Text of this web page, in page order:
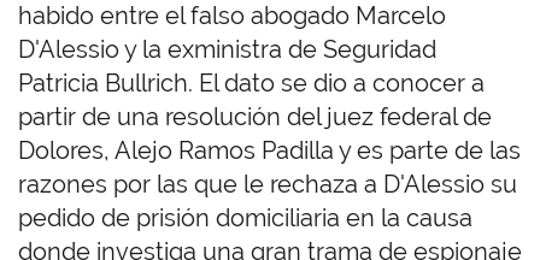
habido entre el falso abogado Marcelo
D'Alessio y la exministra de Seguridad
Patricia Bullrich. El dato se dio a conocer a
partir de una resolución del juez federal de
Dolores, Alejo Ramos Padilla y es parte de las
razones por las que le rechaza a D'Alessio su
pedido de prisión domiciliaria en la causa
donde investiga una gran trama de espionaje